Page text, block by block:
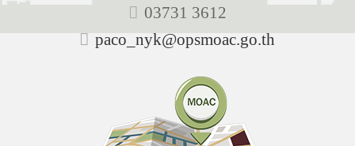
03731 3612
paco_nyk@opsmoac.go.th